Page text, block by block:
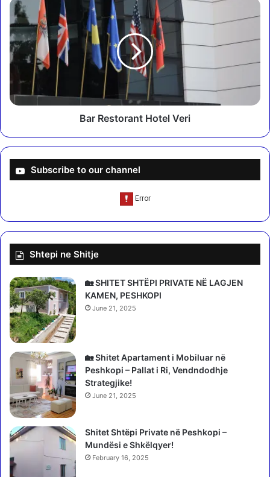
a
n
e
!
B
r
R
e
s
t
r
t
e
r
Bar Restorant Hotel Veri
Subscribe to our channel
Shtepi ne Shitje
🏡 SHITET SHTËPI PRIVATE NË LAGJEN
KAMEN, PESHKOPI
June 21, 2025
🏡 Shitet Apartament i Mobiluar në
Peshkopi – Pallat i Ri, Vendndodhje
Strategjike!
June 21, 2025
Shitet Shtëpi Private në Peshkopi –
Mundësi e Shkëlqyer!
February 16, 2025